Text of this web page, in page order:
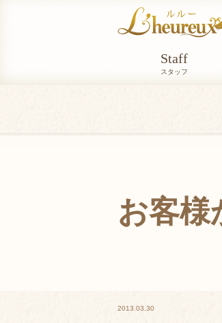
Staff
スタッフ
お客様
2013.03.30